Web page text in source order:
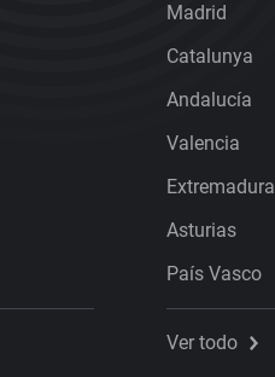
Madrid
Catalunya
Andalucía
Valencia
Extremadura
Asturias
País Vasco
Ver todo